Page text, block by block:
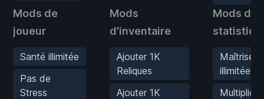
Mods de
joueur
Santé illimitée
Pas de
Stress
Mods
d’inventaire
Ajouter 1K
Reliques
Ajouter 1K
Mods de
Maîtrise
illimitée